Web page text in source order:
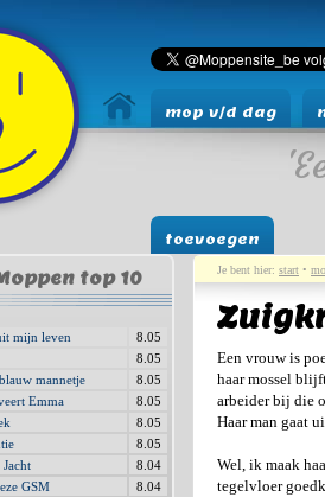
mop v/d dag
toevoegen
top 10
mijn leven
8.05
8.05
mannetje
8.05
Emma
8.05
8.05
8.05
8.04
GSM
8.04
Je bent hier: start •
Een vrouw is
haar mossel
arbeider bij die
Haar man gaat
Wel, ik maak
tegelvloer